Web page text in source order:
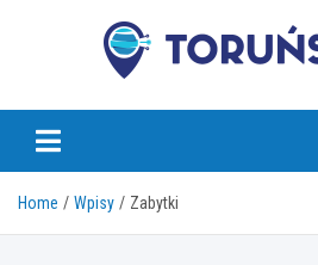
torunski.pl
Home Wpisy Zabytki